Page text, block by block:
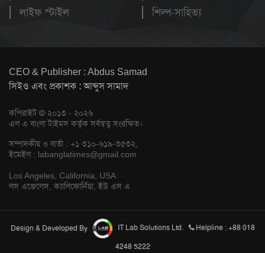
লাইফ স্টাইল
শিল্প-সাহিত্য
CEO & Publisher : Abdus Samad
সিইও এবং প্রকাশক : আব্দুস সামাদ
কপিরাইট © ২০১৩ - ২০২৬
এল এ বাংলা টাইমস কর্তৃক সর্বস্বত্ব সংরক্ষিত।
সম্পাদকীয় ও বার্তা : +১ ৩১০-৬১৯-৩৫৩২,
ইমেইল : labanglatimes@gmail.com
Los Angeles, California, USA
লস এঞ্জেলেস, ক্যালিফোর্নিয়া, ইউ এস এ
Design & Developed By IT Lab Solutions Ltd.
Helpline : +88 018
4248 5222